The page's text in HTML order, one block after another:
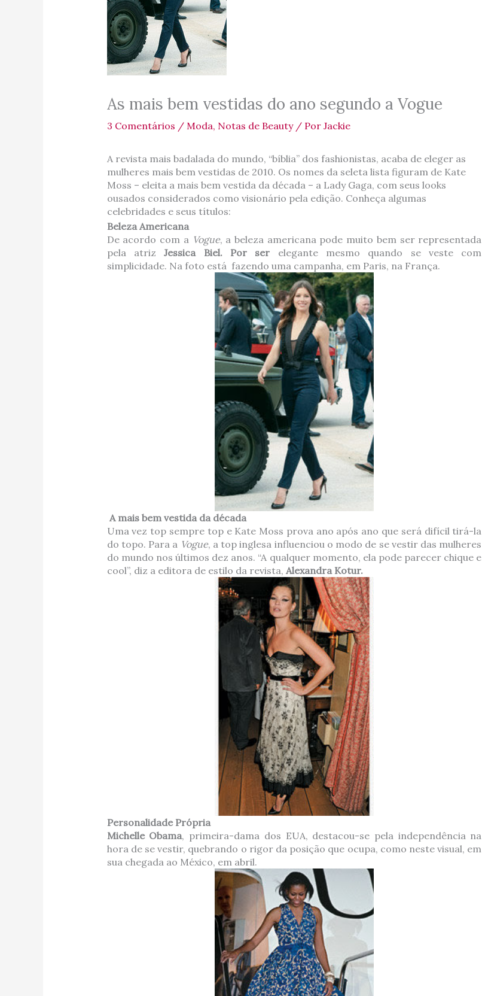
As mais bem vestidas do ano segundo a Vogue
3 Comentários / Moda, Notas de Beauty/ Por Jackie
A revista mais badalada do mundo, “bíblia” dos fashionistas, acaba de eleger as
mulheres mais bem vestidas de 2010. Os nomes da seleta lista figuram de Kate
Moss – eleita a mais bem vestida da década – a Lady Gaga, com seus looks
ousados considerados como visionário pela edição. Conheça algumas
celebridades e seus títulos:
Beleza Americana
De acordo com a Vogue, a beleza americana pode muito bem ser representada
pela atrizJessica Biel. Por ser
elegante mesmo quando se veste com
simplicidade. Na foto está fazendo uma campanha, em Paris, na França.
A mais bem vestida da década
Uma vez top sempre top e Kate Moss prova ano após ano que será difícil tirá-la
do topo. Para a Vogue, a top inglesa influenciou o modo de se vestir das mulheres
do mundo nos últimos dez anos. “A qualquer momento, ela pode parecer chique e
cool”, diz a editora de estilo da revista, Alexandra Kotur.
Personalidade Própria
Michelle Obama, primeira-dama dos EUA, destacou-se pela independência na
hora de se vestir, quebrando o rigor da posição que ocupa, como neste visual, em
sua chegada ao México, em abril.